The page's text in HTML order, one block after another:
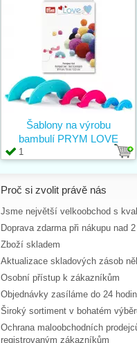
1
Šablony na výrobu
bambulí PRYM LOVE
Proč si zvolit právě nás
Jsme největší velkoobchod s
Doprava zdarma při nákupu nad
Zboží skladem
Aktualizace skladových zásob
Osobní přístup k zákazníkům
Objednávky zasíláme do 24
Široký sortiment v bohatém
Ochrana maloobchodních
registrovaným zákazníkům